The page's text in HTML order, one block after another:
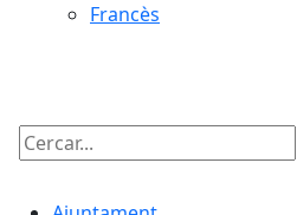
Francès
Cercar: